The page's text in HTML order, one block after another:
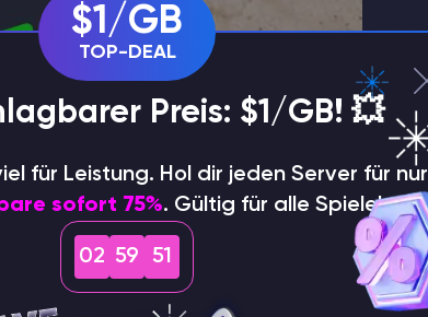
$1/GB
TOP-DEAL
Preis: $1/GB! 💥
für Leistung. Hol dir jeden Server für nur
sofort 75%. Gültig für alle Spiele!
02 59 50